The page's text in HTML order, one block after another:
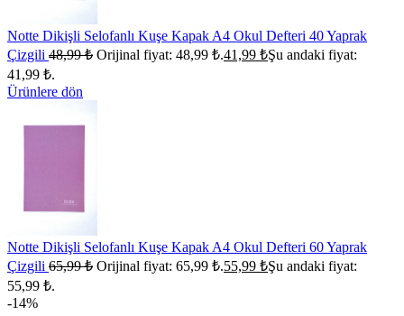
Notte Dikişli Selofanlı Kuşe Kapak A4 Okul Defteri 40 Yaprak
Çizgili 48,99₺ Orijinal fiyat: 48,99 ₺.41,99 ₺Şu andaki fiyat:
41,99 ₺.
Ürünlere dön
Notte Dikişli Selofanlı Kuşe Kapak A4 Okul Defteri 60 Yaprak
Çizgili 65,99₺ Orijinal fiyat: 65,99 ₺.55,99 ₺Şu andaki fiyat:
55,99 ₺.
-14%